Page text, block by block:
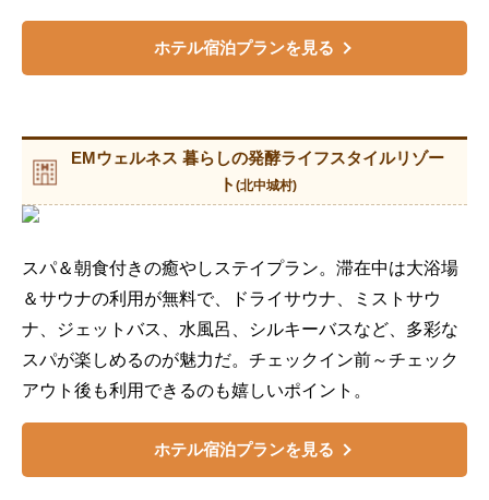
ホテル宿泊プランを見る
EMウェルネス 暮らしの発酵ライフスタイルリゾー
ト (北中城村)
スパ＆朝食付きの癒やしステイプラン。滞在中は大浴場
＆サウナの利用が無料で、ドライサウナ、ミストサウ
ナ、ジェットバス、水風呂、シルキーバスなど、多彩な
スパが楽しめるのが魅力だ。チェックイン前～チェック
アウト後も利用できるのも嬉しいポイント。
ホテル宿泊プランを見る